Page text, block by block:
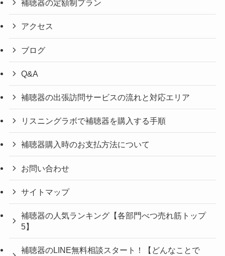
補聴器の定額制プラン
アクセス
ブログ
Q&A
補聴器の出張訪問サービスの流れと対応エリア
リスニングラボで補聴器を購入する手順
補聴器購入時のお支払方法について
お問い合わせ
サイトマップ
補聴器の人気ランキング【各部門べつ売れ筋トップ
5】
補聴器のLINE無料相談スタート！【どんなことで